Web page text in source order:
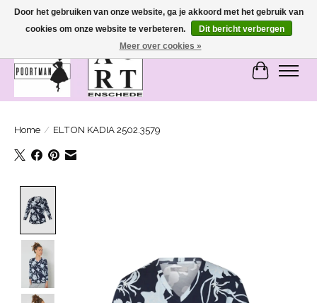
SASHIONABLE - damesmode in Bemmel en Enschede
Home / ELTON KADIA 2502.3579
Door het gebruiken van onze website, ga je akkoord met het gebruik van
cookies om onze website te verbeteren.
Dit bericht verbergen
Meer over cookies »